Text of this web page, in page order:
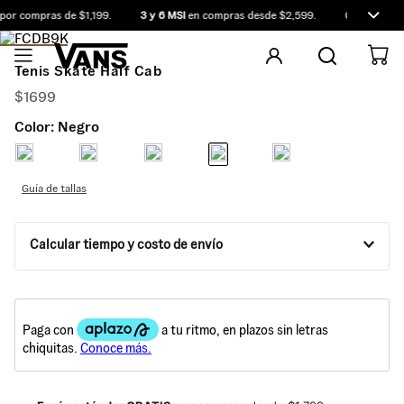
compras de $1,199. 3 y 6 MSIen compras desde $2,599. Compra
Tenis Skate Half Cab
$1699
Color: Negro
Guía de tallas
Calcular tiempo y costo de envío